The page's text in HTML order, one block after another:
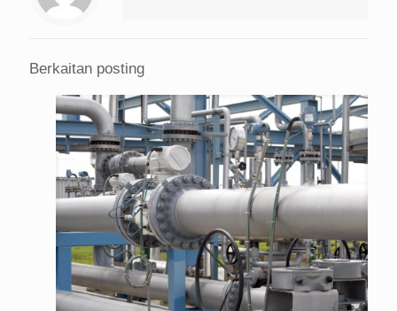
Berkaitan posting